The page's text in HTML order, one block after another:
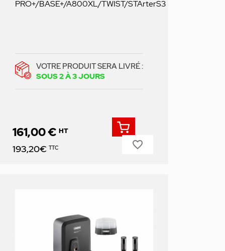
PRO+/BASE+/A800XL/TWIST/STArterS3
VOTRE PRODUIT SERA LIVRÉ :
SOUS 2 À 3 JOURS
Prix
161,00 € HT
193,20€ TTC favorite_border